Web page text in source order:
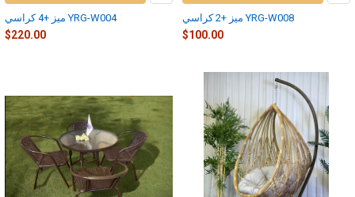
ميز +4 كراسي YRG-W004
$220.00
ميز +2 كراسي YRG-W008
$100.00